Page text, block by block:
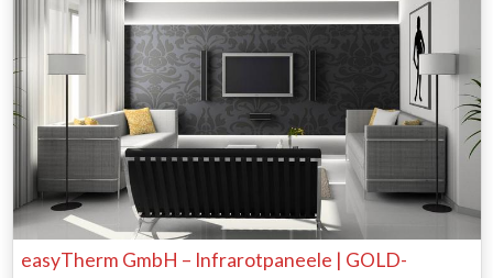
easyTherm GmbH – Infrarotpaneele | GOLD-